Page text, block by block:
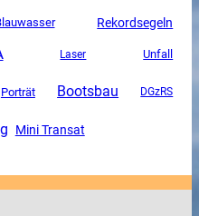
Rekordsegeln
Laser Unfall
Porträt Bootsbau DGzRS
Mini Transat